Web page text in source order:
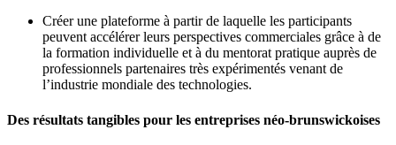
Créer une plateforme à partir de laquelle les participants
peuvent accélérer leurs perspectives commerciales grâce à de
la formation individuelle et à du mentorat pratique auprès de
professionnels partenaires très expérimentés venant de
l’industrie mondiale des technologies.
Des résultats tangibles pour les entreprises néo-brunswickoises